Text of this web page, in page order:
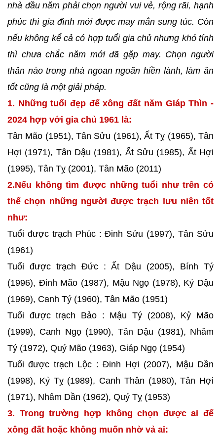
nhà đầu năm phải chọn người vui vẻ, rộng rãi, hạnh
phúc thì gia đình mới được may mắn sung túc. Còn
nếu không kể cả có hợp tuổi gia chủ nhưng khó tính
thì chưa chắc năm mới đã gặp may. Chọn người
thân nào trong nhà ngoan ngoãn hiền lành, làm ăn
tốt cũng là một giải pháp.
1. Những tuổi đẹp để xông đất năm Giáp Thìn -
2024 hợp với gia chủ 1961 là:
Tân Mão (1951), Tân Sửu (1961), Ất Tỵ (1965), Tân
Hợi (1971), Tân Dậu (1981), Ất Sửu (1985), Ất Hợi
(1995), Tân Tỵ (2001), Tân Mão (2011)
2.Nếu không tìm được những tuổi như trên có
thể chọn những người được trạch lưu niên tốt
như:
Tuổi được trạch Phúc : Đinh Sửu (1997), Tân Sửu
(1961)
Tuổi được trạch Đức : Ất Dậu (2005), Bính Tý
(1996), Đinh Mão (1987), Mậu Ngọ (1978), Kỷ Dậu
(1969), Canh Tý (1960), Tân Mão (1951)
Tuổi được trạch Bảo : Mậu Tý (2008), Kỷ Mão
(1999), Canh Ngọ (1990), Tân Dậu (1981), Nhâm
Tý (1972), Quý Mão (1963), Giáp Ngọ (1954)
Tuổi được trạch Lộc : Đinh Hợi (2007), Mậu Dần
(1998), Kỷ Tỵ (1989), Canh Thân (1980), Tân Hợi
(1971), Nhâm Dần (1962), Quý Tỵ (1953)
3. Trong trường hợp không chọn được ai để
xông đất hoặc không muốn nhờ vả ai: